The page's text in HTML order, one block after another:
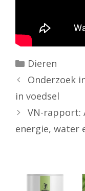
Categorieën
Dieren
Onderzoek
in voedsel
VN-rapport:
energie, water